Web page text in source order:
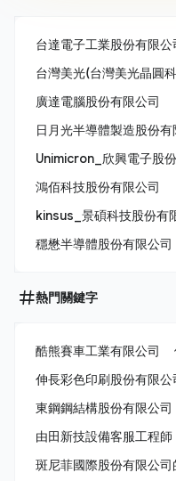
台達電子工業股份有限公
廣達電腦股份有限公司
日月光半導體製造股份
Unimicron_欣興電子股
鴻佰科技股份有限公司
kinsus_景碩科技股份有
穩懋半導體股份有限公司
熱門關鍵字
酷熊賽車工業有限公司
伸長彩色印刷股份有限公
東鋼鋼結構股份有限公司
由田新技設備客服工程師
斑尼菲國際股份有限公司